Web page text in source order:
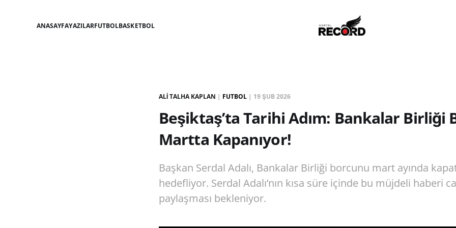
ANASAYFAYAZILARFUTBOLBASKETBOL
ALI TALHA KAPLAN | FUTBOL | 19 ŞUB 2026
Beşiktaş’ta Tarihi Adım: Bankalar Birliği
Martta Kapanıyor!
Başkan Serdal Adalı, Bankalar Birliği borcunu mart ayında
hedefliyor. Serdal Adalı’nın kısa süre içinde bu müjdeli haberi
paylaşması bekleniyor.